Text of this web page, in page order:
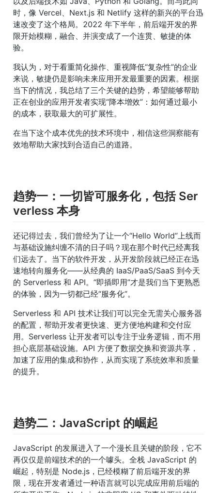
时，像 Vercel、Next.js 和 Netlify 这样的新兴的平台迅
速改变了这个格局。2022 年下半年，前后端开发的界
限开始模糊，融合、并演变成了一个连贯、敏捷的体
验。
我认为，对于看重简化操作、重视降低“复杂性”的企业
来说，敏捷仍是影响未来应用开发最重要的因素。根据
当下的情况，我总结了三个关键的趋势，希望能够帮助
正在创业的应用开发者实现“降本增效”：如何通过最小
的成本，获取最大的可扩展性。
在当下这个成本优先的技术环境中，相信这些洞察能有
效地帮助大家找到合适自己的道路。
趋势一：一切皆可服务化，包括 Ser
verless 本身
还记得过去，我们曾经为了让一个“Hello World”上线而
与基础设施纠缠不清的日子吗？现在那个时代已经离我
们远去了。当下的软件开发，从开发阶段就已经正在迅
速地转向服务化——从经典的 IaaS/PaaS/SaaS 到今天
的 Serverless 和 API。“即插即用”才是我们当下更熟悉
的体验，因为一切都已经“服务化”。
Serverless 和 API 技术让我们可以完全无需关心服务器
的配置，帮助开发者更快速、更方便地构建和交付应
用。Serverless 让开发者可以专注于业务逻辑，而不用
担心底层基础设施。API 方便了数据交换和资源共享，
加速了应用的集成和协作，从而实现了系统效率和质量
的提升。
趋势二：JavaScript 的崛起
JavaScript 的发展进入了一个漫长且关键的阶段，它不
再仅仅是前端技术的的一个噱头。全栈 JavaScript 的
崛起，特别是 Node.js，已经模糊了前后端开发的界
限，现在开发者通过一种语言就可以完成应用前后端的